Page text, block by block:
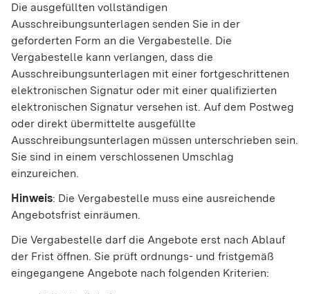
Die ausgefüllten vollständigen
Ausschreibungsunterlagen senden Sie in der
geforderten Form an die Vergabestelle. Die
Vergabestelle kann verlangen, dass die
Ausschreibungsunterlagen mit einer fortgeschrittenen
elektronischen Signatur oder mit einer qualifizierten
elektronischen Signatur versehen ist. Auf dem Postweg
oder direkt übermittelte ausgefüllte
Ausschreibungsunterlagen müssen unterschrieben sein.
Sie sind in einem verschlossenen Umschlag
einzureichen.
Hinweis: Die Vergabestelle muss eine ausreichende
Angebotsfrist einräumen.
Die Vergabestelle darf die Angebote erst nach Ablauf
der Frist öffnen. Sie prüft ordnungs- und fristgemäß
eingegangene Angebote nach folgenden Kriterien: